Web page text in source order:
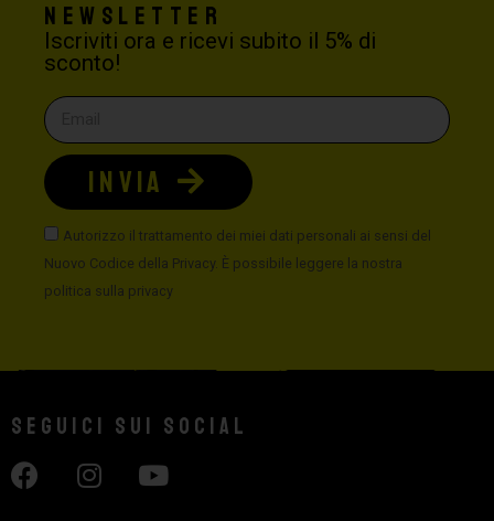
Newsletter
Iscriviti ora e ricevi subito il 5% di
sconto!
Autorizzo il trattamento dei miei dati personali ai sensi del
Nuovo Codice della Privacy. È possibile leggere la nostra
politica sulla privacy
INVIA
Seguici sui social